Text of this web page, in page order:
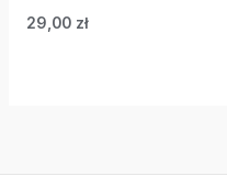
29,00 zł